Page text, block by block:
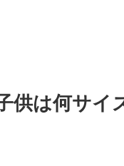
供は何サイ